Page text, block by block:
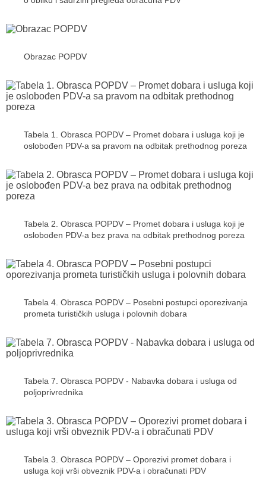
Obrazac POPDV
Tabela 1. Obrasca POPDV – Promet dobara i usluga koji je
oslobođen PDV-a sa pravom na odbitak prethodnog poreza
Tabela 2. Obrasca POPDV – Promet dobara i usluga koji je
oslobođen PDV-a bez prava na odbitak prethodnog poreza
Tabela 4. Obrasca POPDV – Posebni postupci oporezivanja
prometa turističkih usluga i polovnih dobara
Tabela 7. Obrasca POPDV - Nabavka dobara i usluga od
poljoprivrednika
Tabela 3. Obrasca POPDV – Oporezivi promet dobara i
usluga koji vrši obveznik PDV-a i obračunati PDV